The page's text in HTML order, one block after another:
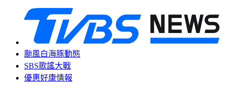
颱風白海豚動態
SBS歌謠大戰
優惠好康情報